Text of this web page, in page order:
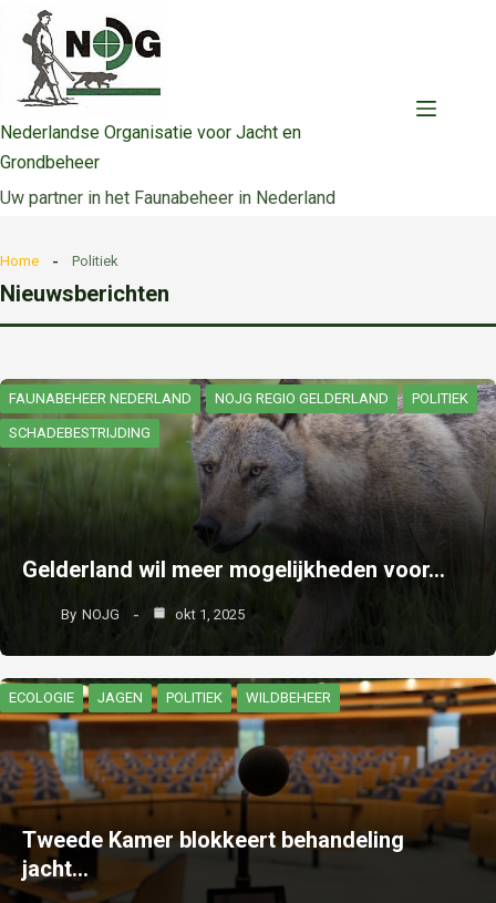
naar
inhoud
Nederlandse Organisatie voor Jacht en
Grondbeheer
Uw partner in het Faunabeheer in Nederland
Home Politiek
Nieuwsberichten
FAUNABEHEER NEDERLAND NOJG REGIO GELDERLAND POLITIEK
SCHADEBESTRIJDING
Gelderland wil meer mogelijkheden voor…
By NOJG okt 1, 2025
ECOLOGIE JAGEN POLITIEK WILDBEHEER
Tweede Kamer blokkeert behandeling
jacht…